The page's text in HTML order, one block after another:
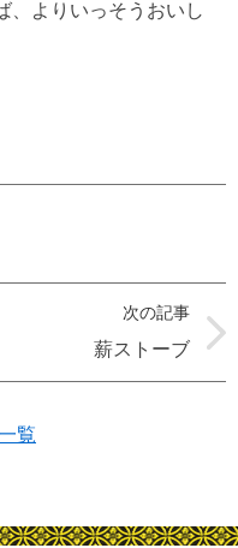
、よりいっそうおいし
次の記事
薪ストーブ
覧